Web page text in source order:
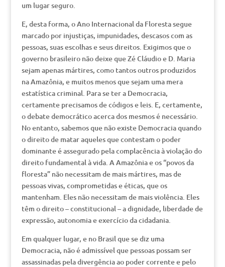
um lugar seguro.
E, desta forma, o Ano Internacional da Floresta segue
marcado por injustiças, impunidades, descasos com as
pessoas, suas escolhas e seus direitos. Exigimos que o
governo brasileiro não deixe que Zé Cláudio e D. Maria
sejam apenas mártires, como tantos outros produzidos
na Amazônia, e muitos menos que sejam uma mera
estatística criminal. Para se ter a Democracia,
certamente precisamos de códigos e leis. E, certamente,
o debate democrático acerca dos mesmos é necessário.
No entanto, sabemos que não existe Democracia quando
o direito de matar aqueles que contestam o poder
dominante é assegurado pela complacência à violação do
direito fundamental à vida. A Amazônia e os “povos da
floresta” não necessitam de mais mártires, mas de
pessoas vivas, comprometidas e éticas, que os
mantenham. Eles não necessitam de mais violência. Eles
têm o direito – constitucional – a dignidade, liberdade de
expressão, autonomia e exercício da cidadania.
Em qualquer lugar, e no Brasil que se diz uma
Democracia, não é admissível que pessoas possam ser
assassinadas pela divergência ao poder corrente e pelo